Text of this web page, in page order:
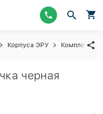
Корпуса ЭРУ
черная